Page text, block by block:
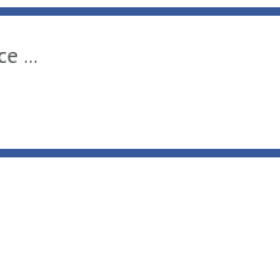
de-France ...